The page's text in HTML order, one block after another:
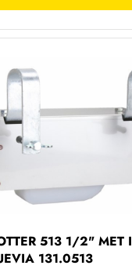
513 1/2" MET
131.0513